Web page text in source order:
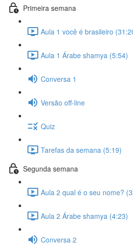
Primeira semana
Aula 1 você é brasileiro
Aula 1 Árabe shamya (5:54)
Conversa 1
Versão off-line
Quiz
Tarefas da semana (5:19)
Segunda semana
Aula 2 qual é o seu nome?
Aula 2 Árabe shamya (4:23)
Conversa 2